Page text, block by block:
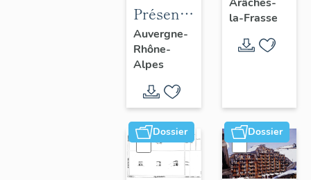
Présentation
de
l'opération
d'inventaire
du vitrail
ancien
de
Rhône-
Alpes
Auvergne-
Rhône-
Alpes
Arâches-
la-Frasse
Dossier Dossier